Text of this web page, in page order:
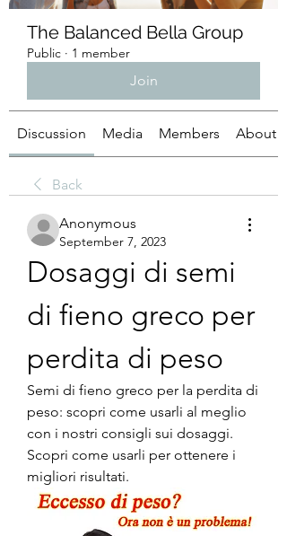
The Balanced Bella Group
Public · 1 member
Join
Discussion Media Members About
Back
Anonymous
September 7, 2023
Dosaggi di semi
di fieno greco per
perdita di peso
Semi di fieno greco per la perdita di
peso: scopri come usarli al meglio
con i nostri consigli sui dosaggi.
Scopri come usarli per ottenere i
migliori risultati.